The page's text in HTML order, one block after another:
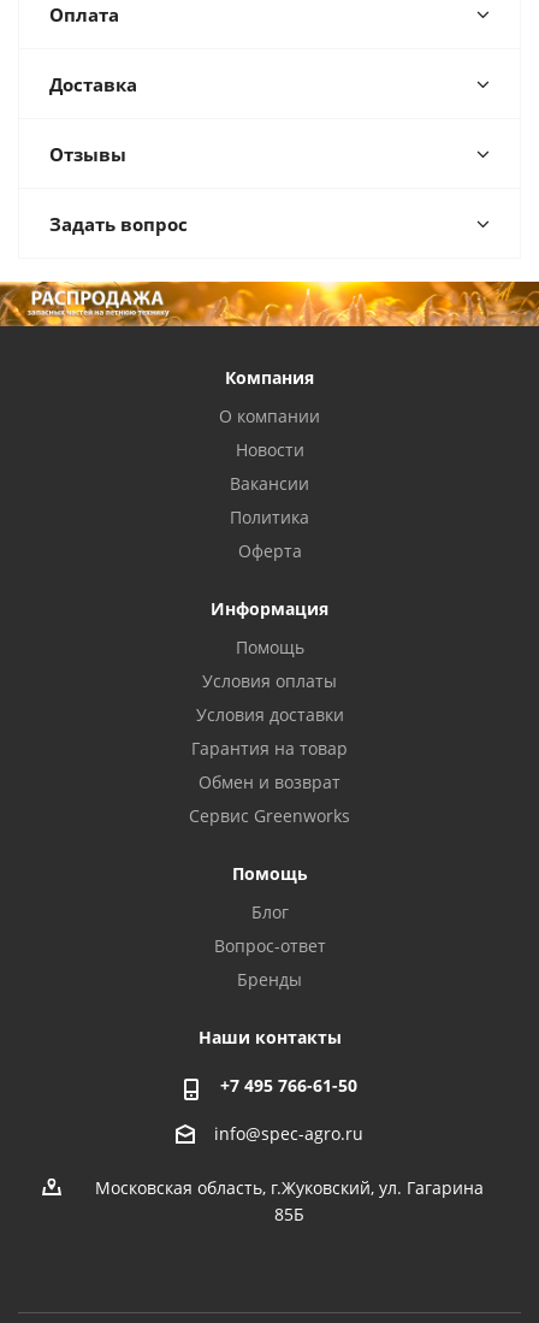
Оплата
Доставка
Отзывы
Задать вопрос
Компания
О компании
Новости
Вакансии
Политика
Оферта
Информация
Помощь
Условия оплаты
Условия доставки
Гарантия на товар
Обмен и возврат
Сервис Greenworks
Помощь
Блог
Вопрос-ответ
Бренды
Наши контакты
+7 495 766-61-50
info@spec-agro.ru
Московская область, г.Жуковский, ул. Гагарина
85Б